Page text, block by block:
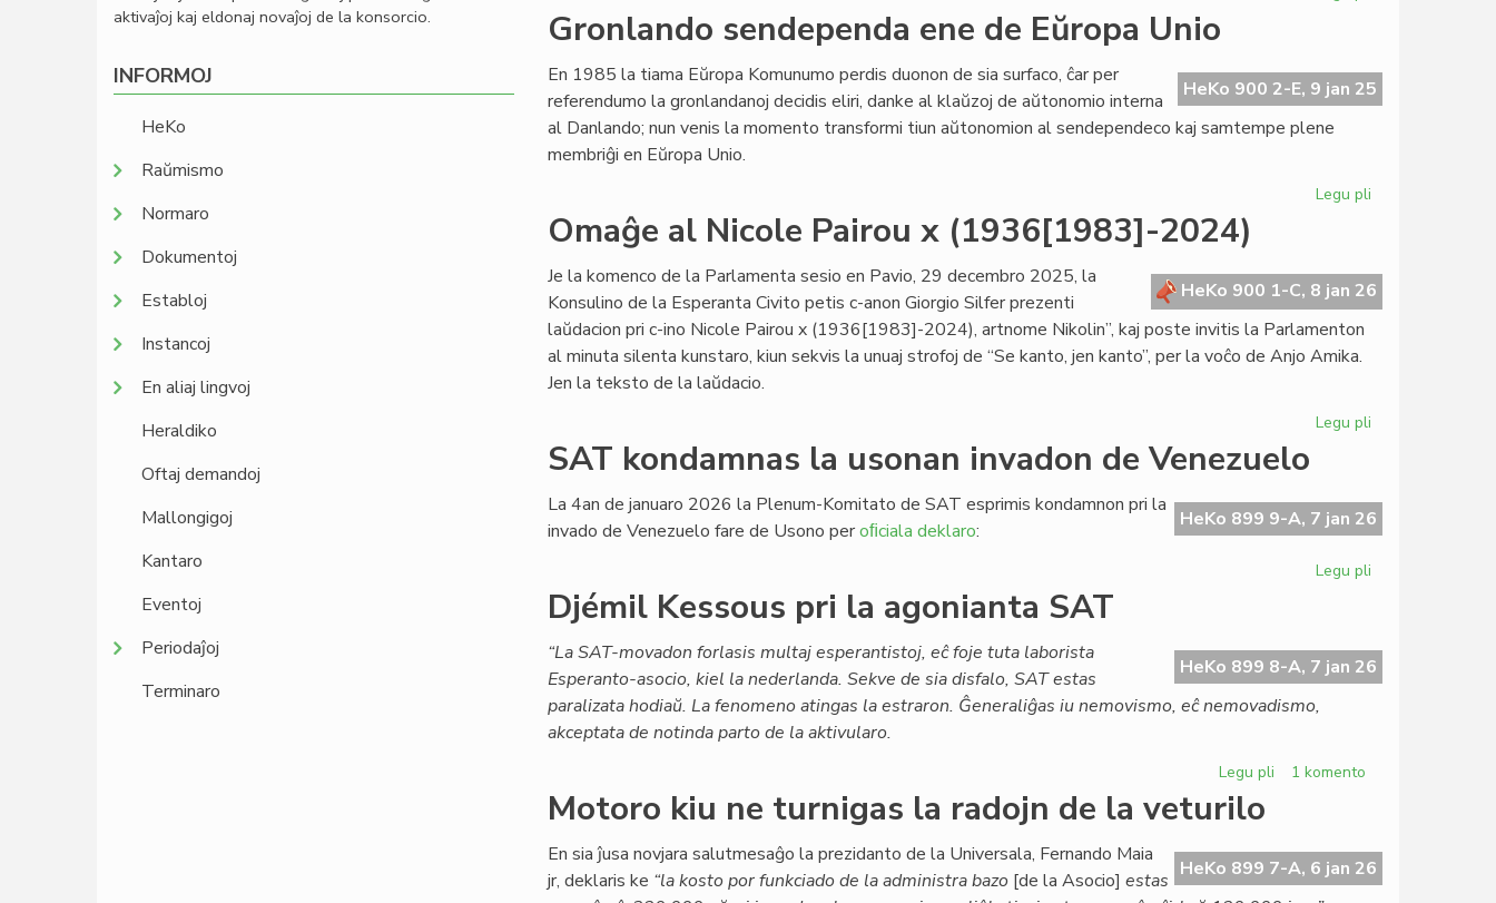
Buhlmann
Gronlando sendependa ene de Eŭropa Unio
HeKo 900 2-E, 9 jan 25
En 1985 la tiama Eŭropa Komunumo perdis duonon de sia surfaco, ĉar per
referendumo la gronlandanoj decidis eliri, danke al klaŭzoj de aŭtonomio interna
al Danlando; nun venis la momento transformi tiun aŭtonomion al sendependeco kaj samtempe plene
membriĝi en Eŭropa Unio.
Legu pli
de
Eŭropa
Omaĝe al Nicole Pairou x (1936[1983]-2024)
HeKo 900 1-C, 8 jan 26
Je la komenco de la Parlamenta sesio en Pavio, 29 decembro 2025, la
Konsulino de la Esperanta Civito petis c-anon Giorgio Silfer prezenti
laŭdacion pri c-ino Nicole Pairou x (1936[1983]-2024), artnome Nikolin”, kaj poste invitis la Parlamenton
al minuta silenta kunstaro, kiun sekvis la unuaj strofoj de “Se kanto, jen kanto”, per la voĉo de Anjo Amika.
Jen la teksto de la laŭdacio.
Legu pli
Pairou
x
SAT kondamnas la usonan invadon de Venezuelo
HeKo 899 9-A, 7 jan 26
La 4an de januaro 2026 la Plenum-Komitato de SAT esprimis kondamnon pri la
invado de Venezuelo fare de Usono peroﬁciala deklaro:
Legu pli
usonan
invadon
Djémil Kessous pri la agonianta SAT
HeKo 899 8-A, 7 jan 26
“La SAT-movadon forlasis multaj esperantistoj, eĉ foje tuta laborista
Esperanto-asocio, kiel la nederlanda. Sekve de sia disfalo, SAT estas
paralizata hodiaŭ. La fenomeno atingas la estraron. Ĝeneraliĝas iu nemovismo, eĉ nemovadismo,
akceptata de notinda parto de la aktivularo.
Legu pli
la
agonianta
1 komento
Motoro kiu ne turnigas la radojn de la veturilo
HeKo 899 7-A, 6 jan 26
En sia ĵusa novjara salutmesaĝo la prezidanto de la Universala, Fernando Maia
jr, deklaris ke “la kosto por funkciado de la administra bazo [de la Asocio] estas
aktivaĵoj kaj eldonaj novaĵoj de la konsorcio.
INFORMOJ
HeKo
Raŭmismo
Normaro
Dokumentoj
Establoj
Instancoj
En aliaj lingvoj
Heraldiko
Oftaj demandoj
Mallongigoj
Kantaro
Eventoj
Periodaĵoj
Terminaro